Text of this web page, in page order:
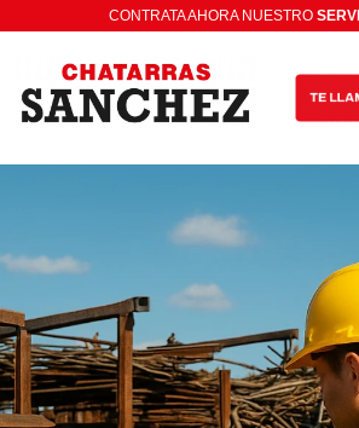
CONTRATA AHORA NUESTRO SERVICIO